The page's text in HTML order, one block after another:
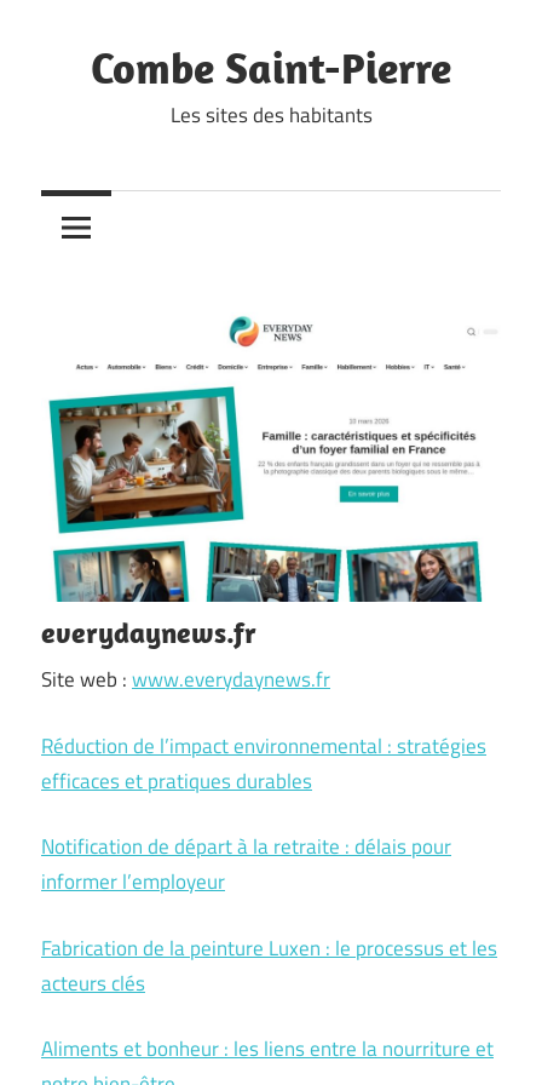
contentCombe Saint-Pierre
Les sites des habitants
everydaynews.fr
Site web :www.everydaynews.fr
Réduction de l’impact environnemental : stratégies
efficaces et pratiques durables
Notification de départ à la retraite : délais pour
informer l’employeur
Fabrication de la peinture Luxen : le processus et les
acteurs clés
Aliments et bonheur : les liens entre la nourriture et